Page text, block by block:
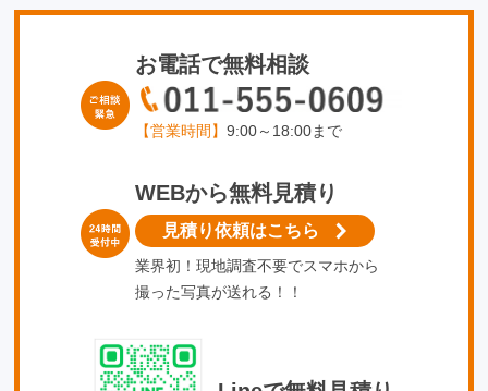
お電話で無料相談
【営業時間】 9:00～18:00まで
WEBから無料見積り
見積り依頼はこちら
業界初！現地調査不要でスマホから
撮った写真が送れる！！